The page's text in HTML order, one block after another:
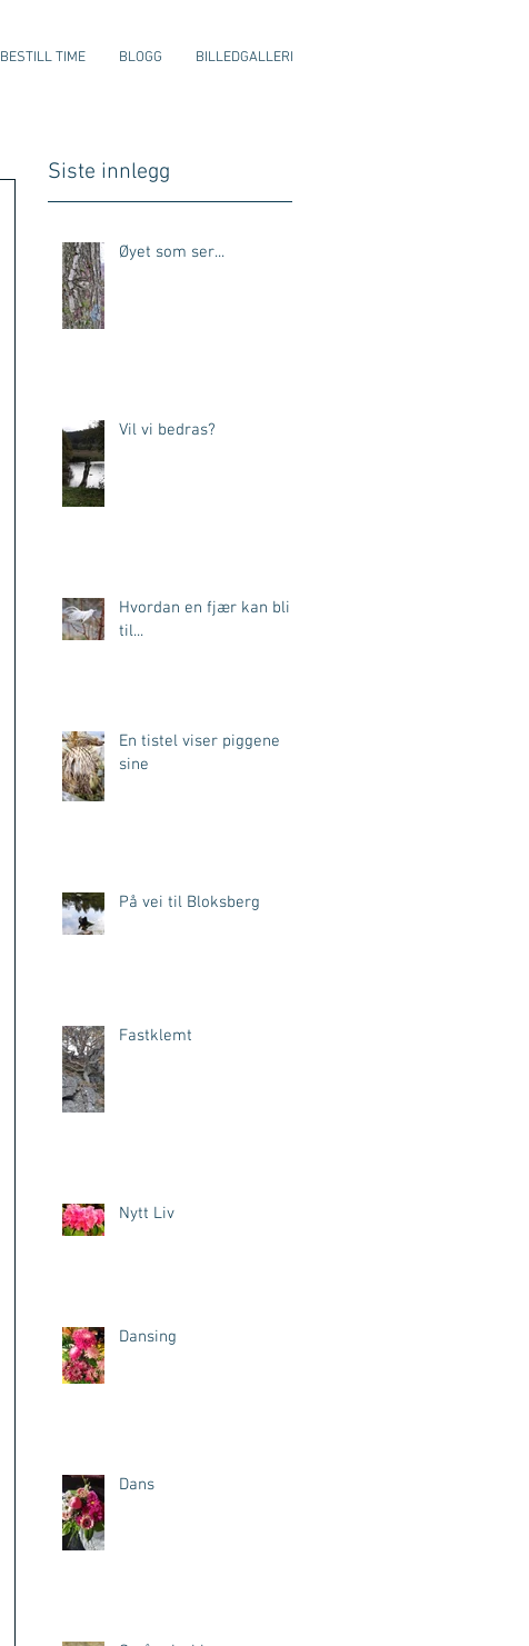
BESTILL TIME BLOGG BILLEDGALLERI
Siste innlegg
Øyet som ser...
Vil vi bedras?
Hvordan en fjær kan bli
til...
En tistel viser piggene
sine
På vei til Bloksberg
Fastklemt
Nytt Liv
Dansing
Dans